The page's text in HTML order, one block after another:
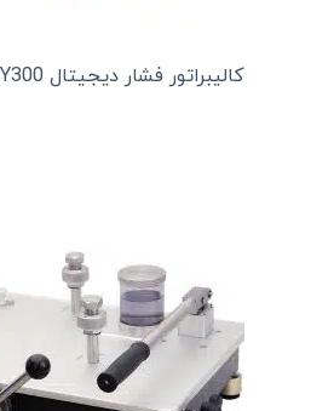
کالیبراتور فشار دیجیتال CWY300 – دقت بالا